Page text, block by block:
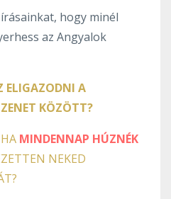
hogy minél
az Angyalok
ELIGAZODNI A
KÖZÖTT?
MINDENNAP HÚZNÉK
NEKED